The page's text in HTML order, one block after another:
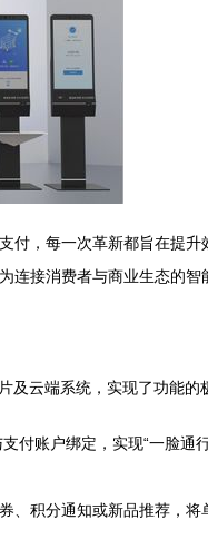
，每一次革新都旨在提
接消费者与商业生态的智
云端系统，实现了功能的
付账户绑定，实现“一脸通
、积分通知或新品推荐，